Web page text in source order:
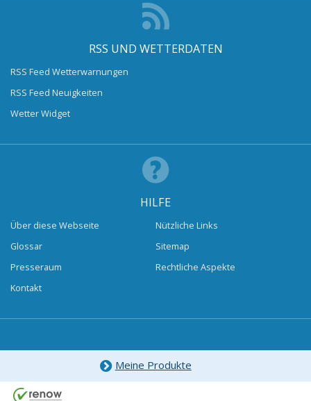
RSS UND WETTERDATEN
RSS Feed Wetterwarnungen
RSS Feed Neuigkeiten
Wetter Widget
HILFE
Über diese Webseite
Glossar
Presseraum
Kontakt
Nützliche Links
Sitemap
Rechtliche Aspekte
Meine Produkte